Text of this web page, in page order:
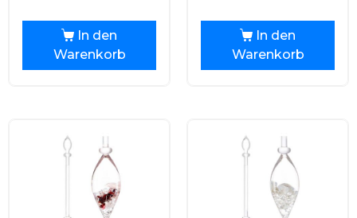
In den
Warenkorb
In den
Warenkorb